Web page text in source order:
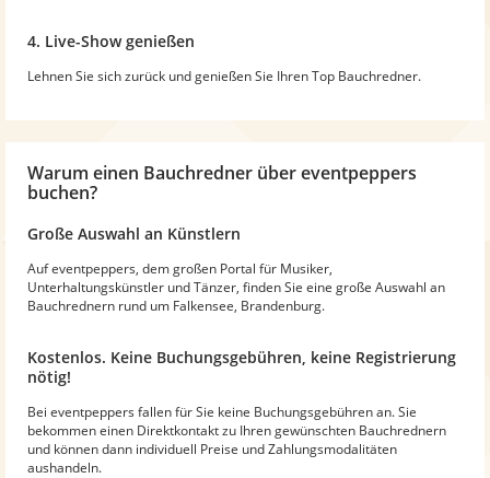
4. Live-Show genießen
Lehnen Sie sich zurück und genießen Sie Ihren Top Bauchredner.
Warum einen Bauchredner über eventpeppers
buchen?
Große Auswahl an Künstlern
Auf eventpeppers, dem großen Portal für Musiker,
Unterhaltungskünstler und Tänzer, finden Sie eine große Auswahl an
Bauchrednern rund um Falkensee, Brandenburg.
Kostenlos. Keine Buchungsgebühren, keine Registrierung
nötig!
Bei eventpeppers fallen für Sie keine Buchungsgebühren an. Sie
bekommen einen Direktkontakt zu Ihren gewünschten Bauchrednern
und können dann individuell Preise und Zahlungsmodalitäten
aushandeln.